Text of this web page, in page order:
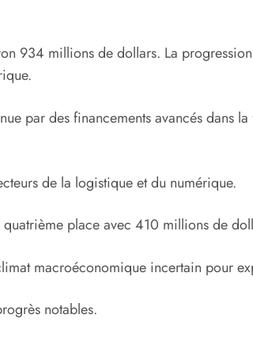
934 millions de dollars. La
par des financements avancés dans la
de la logistique et du numérique.
place avec 410 millions de
macroéconomique incertain pour
notables.